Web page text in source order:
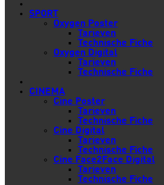
SPORT
Oxygen Poster
Tarieven
Technische Fiche
Oxygen Digital
Tarieven
Technische Fiche
CINEMA
Cine Poster
Tarieven
Technische Fiche
Cine Digital
Tarieven
Technische Fiche
Cine Face2Face Digital
Tarieven
Technische Fiche